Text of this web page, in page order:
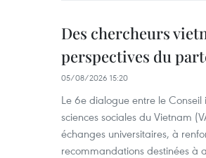
Des chercheurs
perspectives du
05/08/2026 15:20
Le 6e dialogue entre le
sciences sociales du Vietnam
échanges universitaires, à
recommandations destinées